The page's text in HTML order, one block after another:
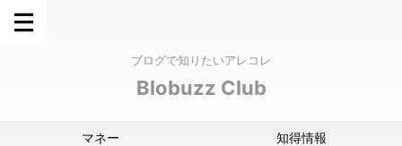
ブログで知りたいアレコレ
Blobuzz Club
マネー 知得情報